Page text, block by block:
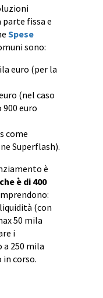
parte fissa e
Spese
sono:
euro (per la
(nel caso
euro
come
Superflash).
è
è di 400
(con
50 mila
i
250 mila
corso.